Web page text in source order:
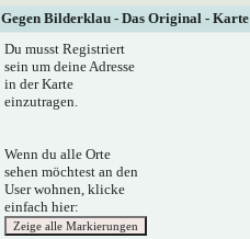
Gegen Bilderklau - Das Original - Karte
Du musst Registriert
sein um deine Adresse
in der Karte
einzutragen.
Wenn du alle Orte
sehen möchtest an den
User wohnen, klicke
einfach hier: